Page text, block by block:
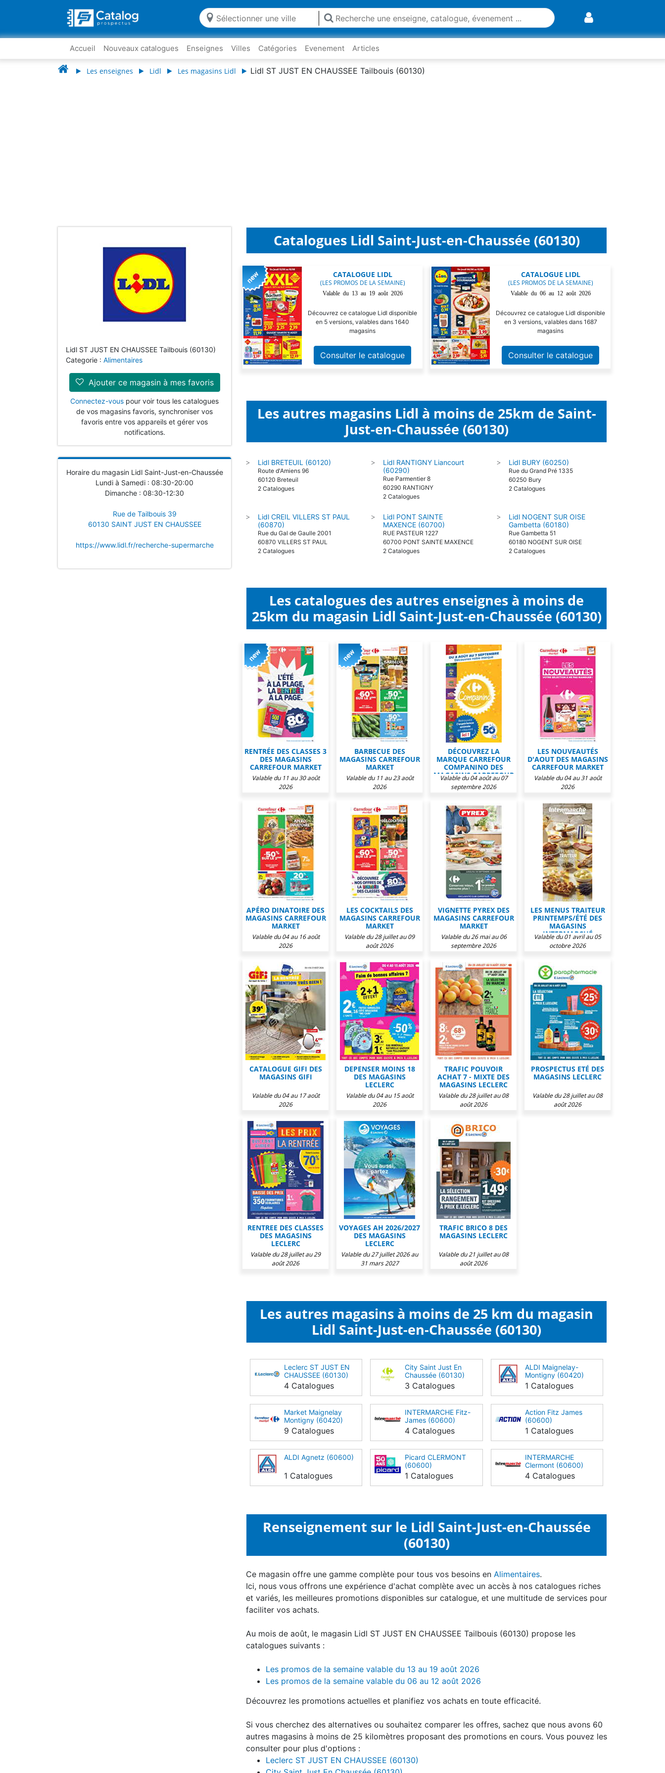
Accueil Nouveaux catalogues Enseignes Villes Catégories Evenement Articles
Les enseignes Lidl Les magasins Lidl Lidl ST JUST EN CHAUSSEE Tailbouis (60130)
Lidl ST JUST EN CHAUSSEE Tailbouis (60130)
Categorie : Alimentaires
Ajouter ce magasin à mes favoris
Connectez-vous pour voir tous les catalogues
de vos magasins favoris, synchroniser vos
favoris entre vos appareils et gérer vos
notifications.
Horaire du magasin Lidl Saint-Just-en-Chaussée
Lundi à Samedi : 08:30-20:00
Dimanche : 08:30-12:30
Rue de Tailbouis 39
60130 SAINT JUST EN CHAUSSEE
https://www.lidl.fr/recherche-supermarche
Catalogues Lidl Saint-Just-en-Chaussée (60130)
CATALOGUE LIDL
(LES PROMOS DE LA SEMAINE)
Valable du 13 au 19 août 2026
Découvrez ce catalogue Lidl disponible
en 5 versions, valables dans 1640
magasins
Consulter le catalogue
CATALOGUE LIDL
(LES PROMOS DE LA SEMAINE)
Valable du 06 au 12 août 2026
Découvrez ce catalogue Lidl disponible
en 3 versions, valables dans 1687
magasins
Consulter le catalogue
Les autres magasins Lidl à moins de 25km de Saint-
Just-en-Chaussée (60130)
> Lidl BRETEUIL (60120)
Route d'Amiens 96
60120 Breteuil
2 Catalogues
>
Lidl RANTIGNY Liancourt
(60290)
Rue Parmentier 8
60290 RANTIGNY
2 Catalogues
> Lidl BURY (60250)
Rue du Grand Pré 1335
60250 Bury
2 Catalogues
>
Lidl CREIL VILLERS ST PAUL
(60870)
Rue du Gal de Gaulle 2001
60870 VILLERS ST PAUL
2 Catalogues
>
Lidl PONT SAINTE
MAXENCE (60700)
RUE PASTEUR 1227
60700 PONT SAINTE MAXENCE
2 Catalogues
>
Lidl NOGENT SUR OISE
Gambetta (60180)
Rue Gambetta 51
60180 NOGENT SUR OISE
2 Catalogues
Les catalogues des autres enseignes à moins de
25km du magasin Lidl Saint-Just-en-Chaussée (60130)
RENTRÉE DES CLASSES 3
DES MAGASINS
CARREFOUR MARKET
Valable du 11 au 30 août
2026
BARBECUE DES
MAGASINS CARREFOUR
MARKET
Valable du 11 au 23 août
2026
DÉCOUVREZ LA
MARQUE CARREFOUR
COMPANINO DES
MAGASINS CARREFOUR
MARKET
Valable du 04 août au 07
septembre 2026
LES NOUVEAUTÉS
D'AOUT DES MAGASINS
CARREFOUR MARKET
Valable du 04 au 31 août
2026
APÉRO DINATOIRE DES
MAGASINS CARREFOUR
MARKET
Valable du 04 au 16 août
2026
LES COCKTAILS DES
MAGASINS CARREFOUR
MARKET
Valable du 28 juillet au 09
août 2026
VIGNETTE PYREX DES
MAGASINS CARREFOUR
MARKET
Valable du 26 mai au 06
septembre 2026
LES MENUS TRAITEUR
PRINTEMPS/ÉTÉ DES
MAGASINS
INTERMARCHÉ
Valable du 01 avril au 05
octobre 2026
CATALOGUE GIFI DES
MAGASINS GIFI
Valable du 04 au 17 août
2026
DEPENSER MOINS 18
DES MAGASINS
LECLERC
Valable du 04 au 15 août
2026
TRAFIC POUVOIR
ACHAT 7 - MIXTE DES
MAGASINS LECLERC
Valable du 28 juillet au 08
août 2026
PROSPECTUS ETÉ DES
MAGASINS LECLERC
Valable du 28 juillet au 08
août 2026
RENTREE DES CLASSES
DES MAGASINS
LECLERC
Valable du 28 juillet au 29
août 2026
VOYAGES AH 2026/2027
DES MAGASINS
LECLERC
Valable du 27 juillet 2026 au
31 mars 2027
TRAFIC BRICO 8 DES
MAGASINS LECLERC
Valable du 21 juillet au 08
août 2026
Les autres magasins à moins de 25 km du magasin
Lidl Saint-Just-en-Chaussée (60130)
Leclerc ST JUST EN
CHAUSSEE (60130)
4 Catalogues
City Saint Just En
Chaussée (60130)
3 Catalogues
ALDI Maignelay-
Montigny (60420)
1 Catalogues
Market Maignelay
Montigny (60420)
9 Catalogues
INTERMARCHE Fitz-
James (60600)
4 Catalogues
Action Fitz James
(60600)
1 Catalogues
ALDI Agnetz (60600)
1 Catalogues
Picard CLERMONT
(60600)
1 Catalogues
INTERMARCHE
Clermont (60600)
4 Catalogues
Renseignement sur le Lidl Saint-Just-en-Chaussée
(60130)
Ce magasin offre une gamme complète pour tous vos besoins en Alimentaires.
Ici, nous vous offrons une expérience d'achat complète avec un accès à nos catalogues riches
et variés, les meilleures promotions disponibles sur catalogue, et une multitude de services pour
faciliter vos achats.
Au mois de août, le magasin Lidl ST JUST EN CHAUSSEE Tailbouis (60130) propose les
catalogues suivants :
Les promos de la semaine valable du 13 au 19 août 2026
Les promos de la semaine valable du 06 au 12 août 2026
Découvrez les promotions actuelles et planifiez vos achats en toute efficacité.
Si vous cherchez des alternatives ou souhaitez comparer les offres, sachez que nous avons 60
autres magasins à moins de 25 kilomètres proposant des promotions en cours. Vous pouvez les
consulter pour plus d'options :
Leclerc ST JUST EN CHAUSSEE (60130)